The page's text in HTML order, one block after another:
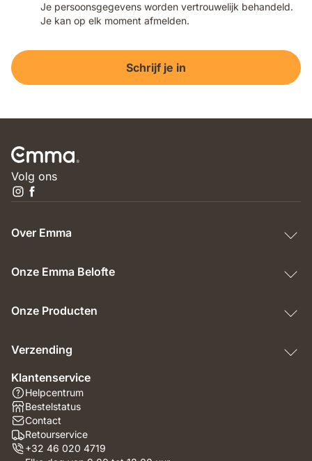
Je persoonsgegevens worden vertrouwelijk behandeld.
Je kan op elk moment afmelden.
Schrijf je in
Volg ons
Over Emma
Onze Emma Belofte
Onze Producten
Verzending
Klantenservice
Helpcentrum
Bestelstatus
Contact
Retourservice
+32 46 020 4719